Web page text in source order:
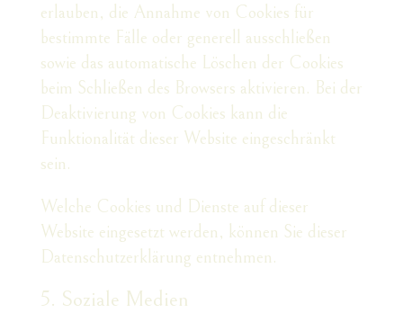
erlauben, die Annahme von Cookies für
bestimmte Fälle oder generell ausschließen
sowie das automatische Löschen der Cookies
beim Schließen des Browsers aktivieren. Bei der
Deaktivierung von Cookies kann die
Funktionalität dieser Website eingeschränkt
sein.
Welche Cookies und Dienste auf dieser
Website eingesetzt werden, können Sie dieser
Datenschutzerklärung entnehmen.
5. Soziale Medien